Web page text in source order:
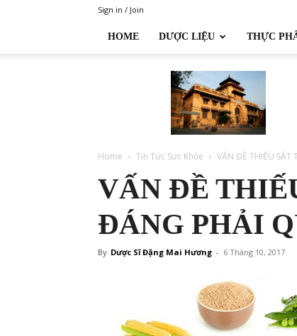
Sign in / Join
HOME DƯỢC LIỆU THỰC
Home Tin Tức Sức Khỏe VẤN ĐỀ THIẾU SẮT
VẤN ĐỀ
ĐÁNG PHẢI
By Dược Sĩ Đặng Mai Hương - 6 Tháng 10, 2017